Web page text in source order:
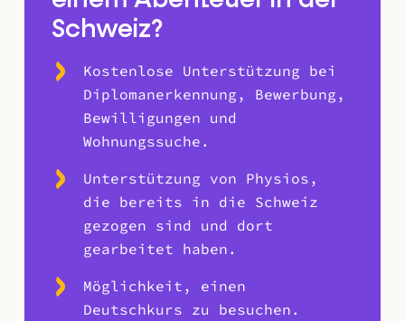
Schweiz?
Kostenlose Unterstützung bei
Diplomanerkennung, Bewerbung,
Bewilligungen und
Wohnungssuche.
Unterstützung von Physios,
die bereits in die Schweiz
gezogen sind und dort
gearbeitet haben.
Möglichkeit, einen
Deutschkurs zu besuchen.